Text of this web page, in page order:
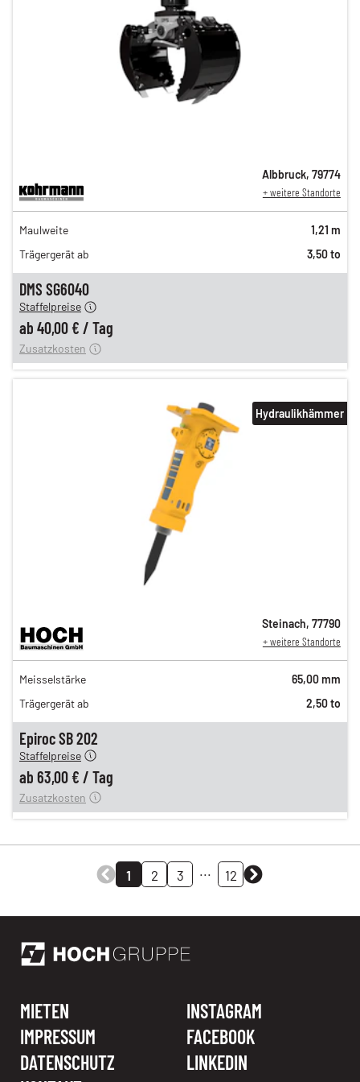
DMS SG6040
69,00 €
59,00 €
47,00 €
Staffelpreise
ab 40,00 € / Tag
12,00 €
Zusatzkosten
Albbruck, 79774
+ weitere Standorte
Maulweite
1,21 m
Trägergerät ab
3,50 to
Epiroc SB 202
108,00 €
89,00 €
75,00 €
Staffelpreise
ab 63,00 € / Tag
12,00 €
Zusatzkosten
Hydraulikhämmer
Steinach, 77790
+ weitere Standorte
Meisselstärke
65,00 mm
Trägergerät ab
2,50 to
1 2 3 ... 12
MIETEN
IMPRESSUM
DATENSCHUTZ
INSTAGRAM
FACEBOOK
LINKEDIN